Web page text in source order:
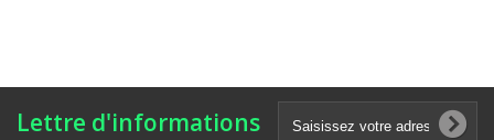
Lettre d'informations